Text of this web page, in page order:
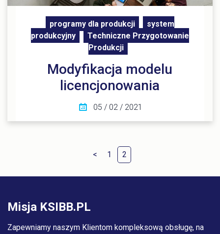
programy dla produkcji
system
produkcyjny
Techniczne Przygotowanie
Produkcji
Modyfikacja modelu
licencjonowania
05 / 02 / 2021
< 1 2
Misja KSIBB.PL
Zapewniamy naszym Klientom kompleksową obsługę, na